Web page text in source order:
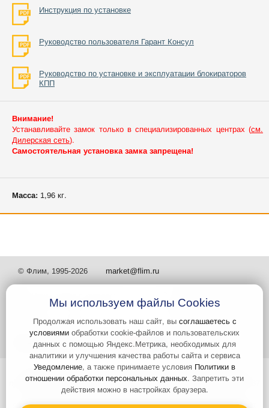
Инструкция по установке
Руководство пользователя Гарант Консул
Руководство по установке и эксплуатации блокираторов
КПП
Внимание!
Устанавливайте замок только в специализированных центрах (см.
Дилерская сеть).
Самостоятельная установка замка запрещена!
Масса: 1,96 кг.
© Флим, 1995-2026 market@flim.ru
Задать вопрос Контакты
Интернет-сайт носит информационный характер и не является
публичной офертой, которая определяется положениями статьи 437
Гражданского кодекса РФ. Информация о характеристиках и
стоимости товаров, указанных на сайте, условия доставки может
Мы используем файлы Cookies
Продолжая использовать наш сайт, вы соглашаетесь с
условиями обработки cookie-файлов и пользовательских
данных с помощью Яндекс.Метрика, необходимых для
аналитики и улучшения качества работы сайта и сервиса
Уведомление, а также принимаете условия Политики в
отношении обработки персональных данных. Запретить эти
действия можно в настройках браузера.